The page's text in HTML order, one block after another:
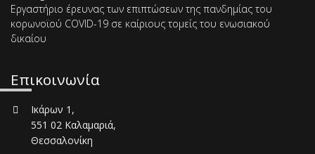
Εργαστήριο έρευνας των επιπτώσεων της πανδημίας του
κορωνοϊού COVID-19 σε καίριους τομείς του ενωσιακού
δικαίου
Επικοινωνία
Ικάρων 1,
551 02 Καλαμαριά,
Θεσσαλονίκη